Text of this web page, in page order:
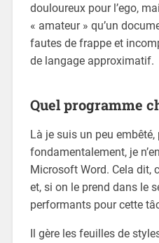
douloureux pour l’ego,
« amateur » qu’un
fautes de frappe et
de langage approximatif.
Quel programme
Là je suis un peu embêté,
fondamentalement, je
Microsoft Word. Cela dit,
et, si on le prend dans le
performants pour cette
Il gère les feuilles de